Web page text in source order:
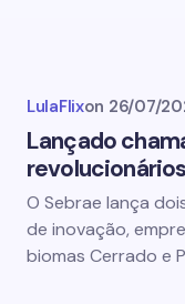
LulaFlixon 26/07/
Lançado
O Sebrae lança
de inovação,
biomas Cerrado e